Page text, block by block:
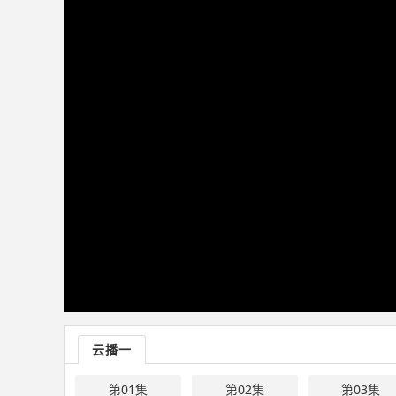
云播一
第01集 第02集 第03集